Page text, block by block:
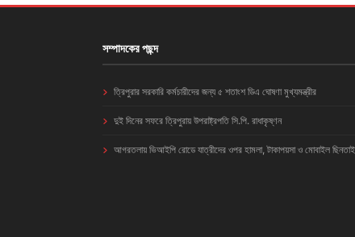
সম্পাদকের পছন্দ
ত্রিপুরার সরকারি কর্মচারীদের জন্য ৫ শতাংশ ডিএ ঘোষণা মুখ্যমন্ত্রীর
দুই দিনের সফরে ত্রিপুরায় উপরাষ্ট্রপতি সি.পি. রাধাকৃষ্ণন
আগরতলায় ভিআইপি রোডে যাত্রীদের ওপর হামলা, টাকাপয়সা ও মোবাইল ছিনতাই